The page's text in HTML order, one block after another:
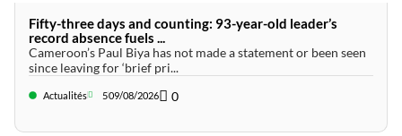
Fifty-three days and counting: 93-year-old leader’s
record absence fuels ...
Cameroon’s Paul Biya has not made a statement or been seen
since leaving for ‘brief pri...
Actualités 509/08/2026 0